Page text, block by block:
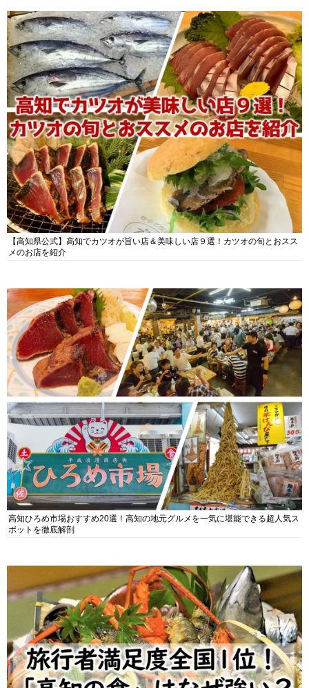
【高知県公式】高知でカツオが旨い店＆美味しい店９選！カツオの旬とおスス
メのお店を紹介
高知ひろめ市場おすすめ20選！高知の地元グルメを一気に堪能できる超人気ス
ポットを徹底解剖